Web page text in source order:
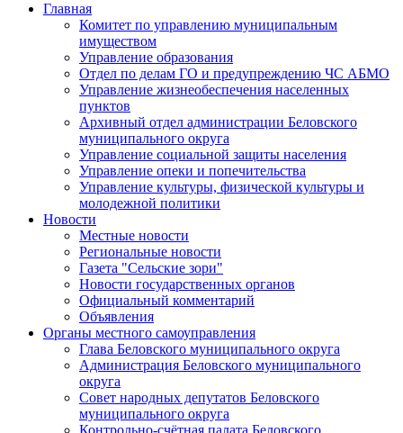
Главная
Комитет по управлению муниципальным
имуществом
Управление образования
Отдел по делам ГО и предупреждению ЧС АБМО
Управление жизнеобеспечения населенных
пунктов
Архивный отдел администрации Беловского
муниципального округа
Управление социальной защиты населения
Управление опеки и попечительства
Управление культуры, физической культуры и
молодежной политики
Новости
Местные новости
Региональные новости
Газета "Сельские зори"
Новости государственных органов
Официальный комментарий
Объявления
Органы местного самоуправления
Глава Беловского муниципального округа
Администрация Беловского муниципального
округа
Совет народных депутатов Беловского
муниципального округа
Контрольно-счётная палата Беловского